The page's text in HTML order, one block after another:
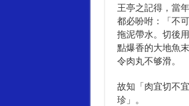
王亭之記得，當
都必吩咐：「不
拖泥帶水。切後
點爆香的大地魚
令肉丸不够滑。
故知「肉宜切不
珍」。